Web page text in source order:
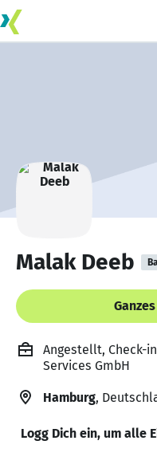
Malak Deeb
Angestellt, Check-
Services GmbH
Hamburg,
Logg Dich ein, um alle